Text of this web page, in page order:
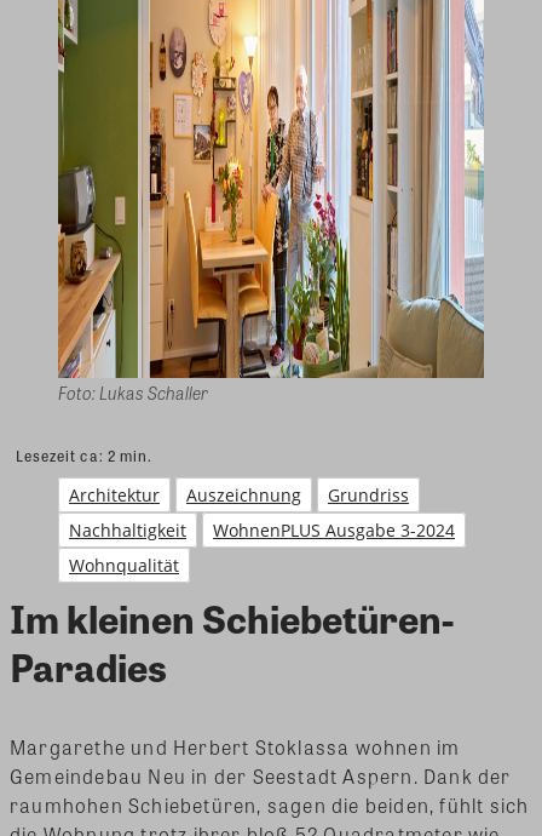
Foto: Lukas Schaller
Lesezeit ca: 2 min.
Architektur Auszeichnung
Grundriss
Nachhaltigkeit
WohnenPLUS Ausgabe 3-2024
Wohnqualität
Im kleinen Schiebetüren-
Paradies
Margarethe und Herbert Stoklassa wohnen im
Gemeindebau Neu in der Seestadt Aspern. Dank der
raumhohen Schiebetüren, sagen die beiden, fühlt sich